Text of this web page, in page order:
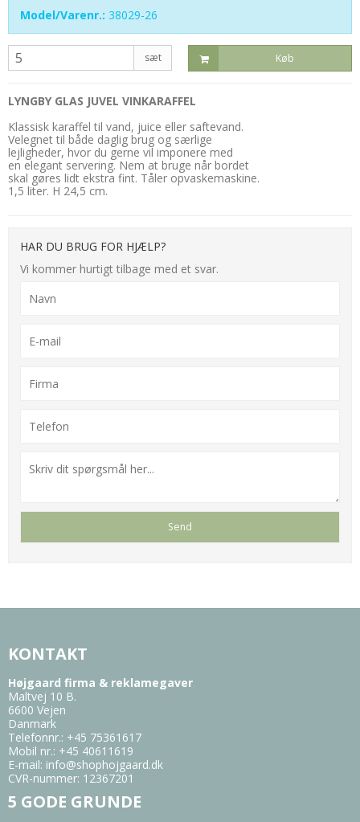
Model/Varenr.: 38029-26
sæt Køb
LYNGBY GLAS JUVEL VINKARAFFEL
Klassisk karaffel til vand, juice eller saftevand.
Velegnet til både daglig brug og særlige
lejligheder, hvor du gerne vil imponere med
en elegant servering. Nem at bruge når bordet
skal gøres lidt ekstra fint. Tåler opvaskemaskine.
1,5 liter. H 24,5 cm.
HAR DU BRUG FOR HJÆLP?
Vi kommer hurtigt tilbage med et svar.
KONTAKT
Højgaard firma & reklamegaver
Maltvej 10 B.
6600 Vejen
Danmark
Telefonnr.: +45 75361617
Mobil nr.: +45 40611619
E-mail: info@shophojgaard.dk
CVR-nummer: 12367201
5 GODE GRUNDE